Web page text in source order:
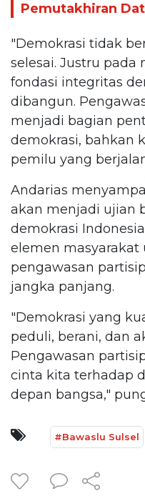
Pemutakhiran
"Demokrasi tidak
selesai. Justru pada
fondasi integritas
dibangun.
menjadi bagian
demokrasi, bahkan
pemilu yang
Andarias
akan menjadi ujian
demokrasi
elemen
pengawasan
jangka panjang.
"Demokrasi yang
peduli, berani, dan
Pengawasan
cinta kita terhadap
depan bangsa,"
#Bawaslu Sulsel